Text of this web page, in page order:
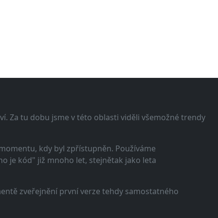
Za tu dobu jsme v této oblasti viděli všemožné trendy
kdy byl zpřístupněn. Používáme
je kód" již mnoho let, stejnětak jako leta
zveřejnění první verze tehdy samostatného